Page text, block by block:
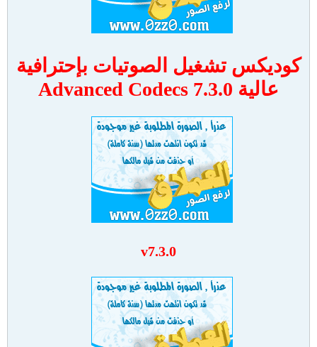
كوديكس تشغيل الصوتيات بإحترافية
عالية Advanced Codecs 7.3.0
v7.3.0